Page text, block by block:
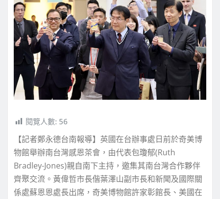
閱覽人數: 56
【記者鄭永德台南報導】英國在台辦事處日前於奇美博
物館舉辦南台灣感恩茶會，由代表包瓊郁(Ruth
Bradley-Jones)親自南下主持，邀集其南台灣合作夥伴
齊聚交流。黃偉哲市長偕葉澤山副市長和新聞及國際關
係處蘇恩恩處長出席，奇美博物館許家彰館長、美國在